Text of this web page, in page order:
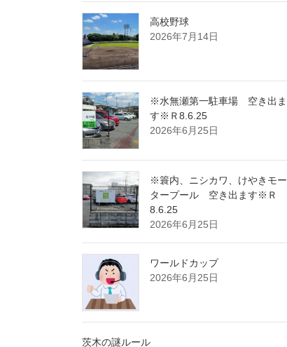
高校野球
2026年7月14日
※水無瀬第一駐車場 空き出ま
す※Ｒ8.6.25
2026年6月25日
※簑内、ニシカワ、けやきモー
タープール 空き出ます※Ｒ
8.6.25
2026年6月25日
ワールドカップ
2026年6月25日
茨木の謎ルール